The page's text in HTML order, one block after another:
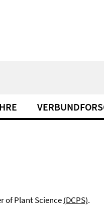
of Plant Science(DCPS).